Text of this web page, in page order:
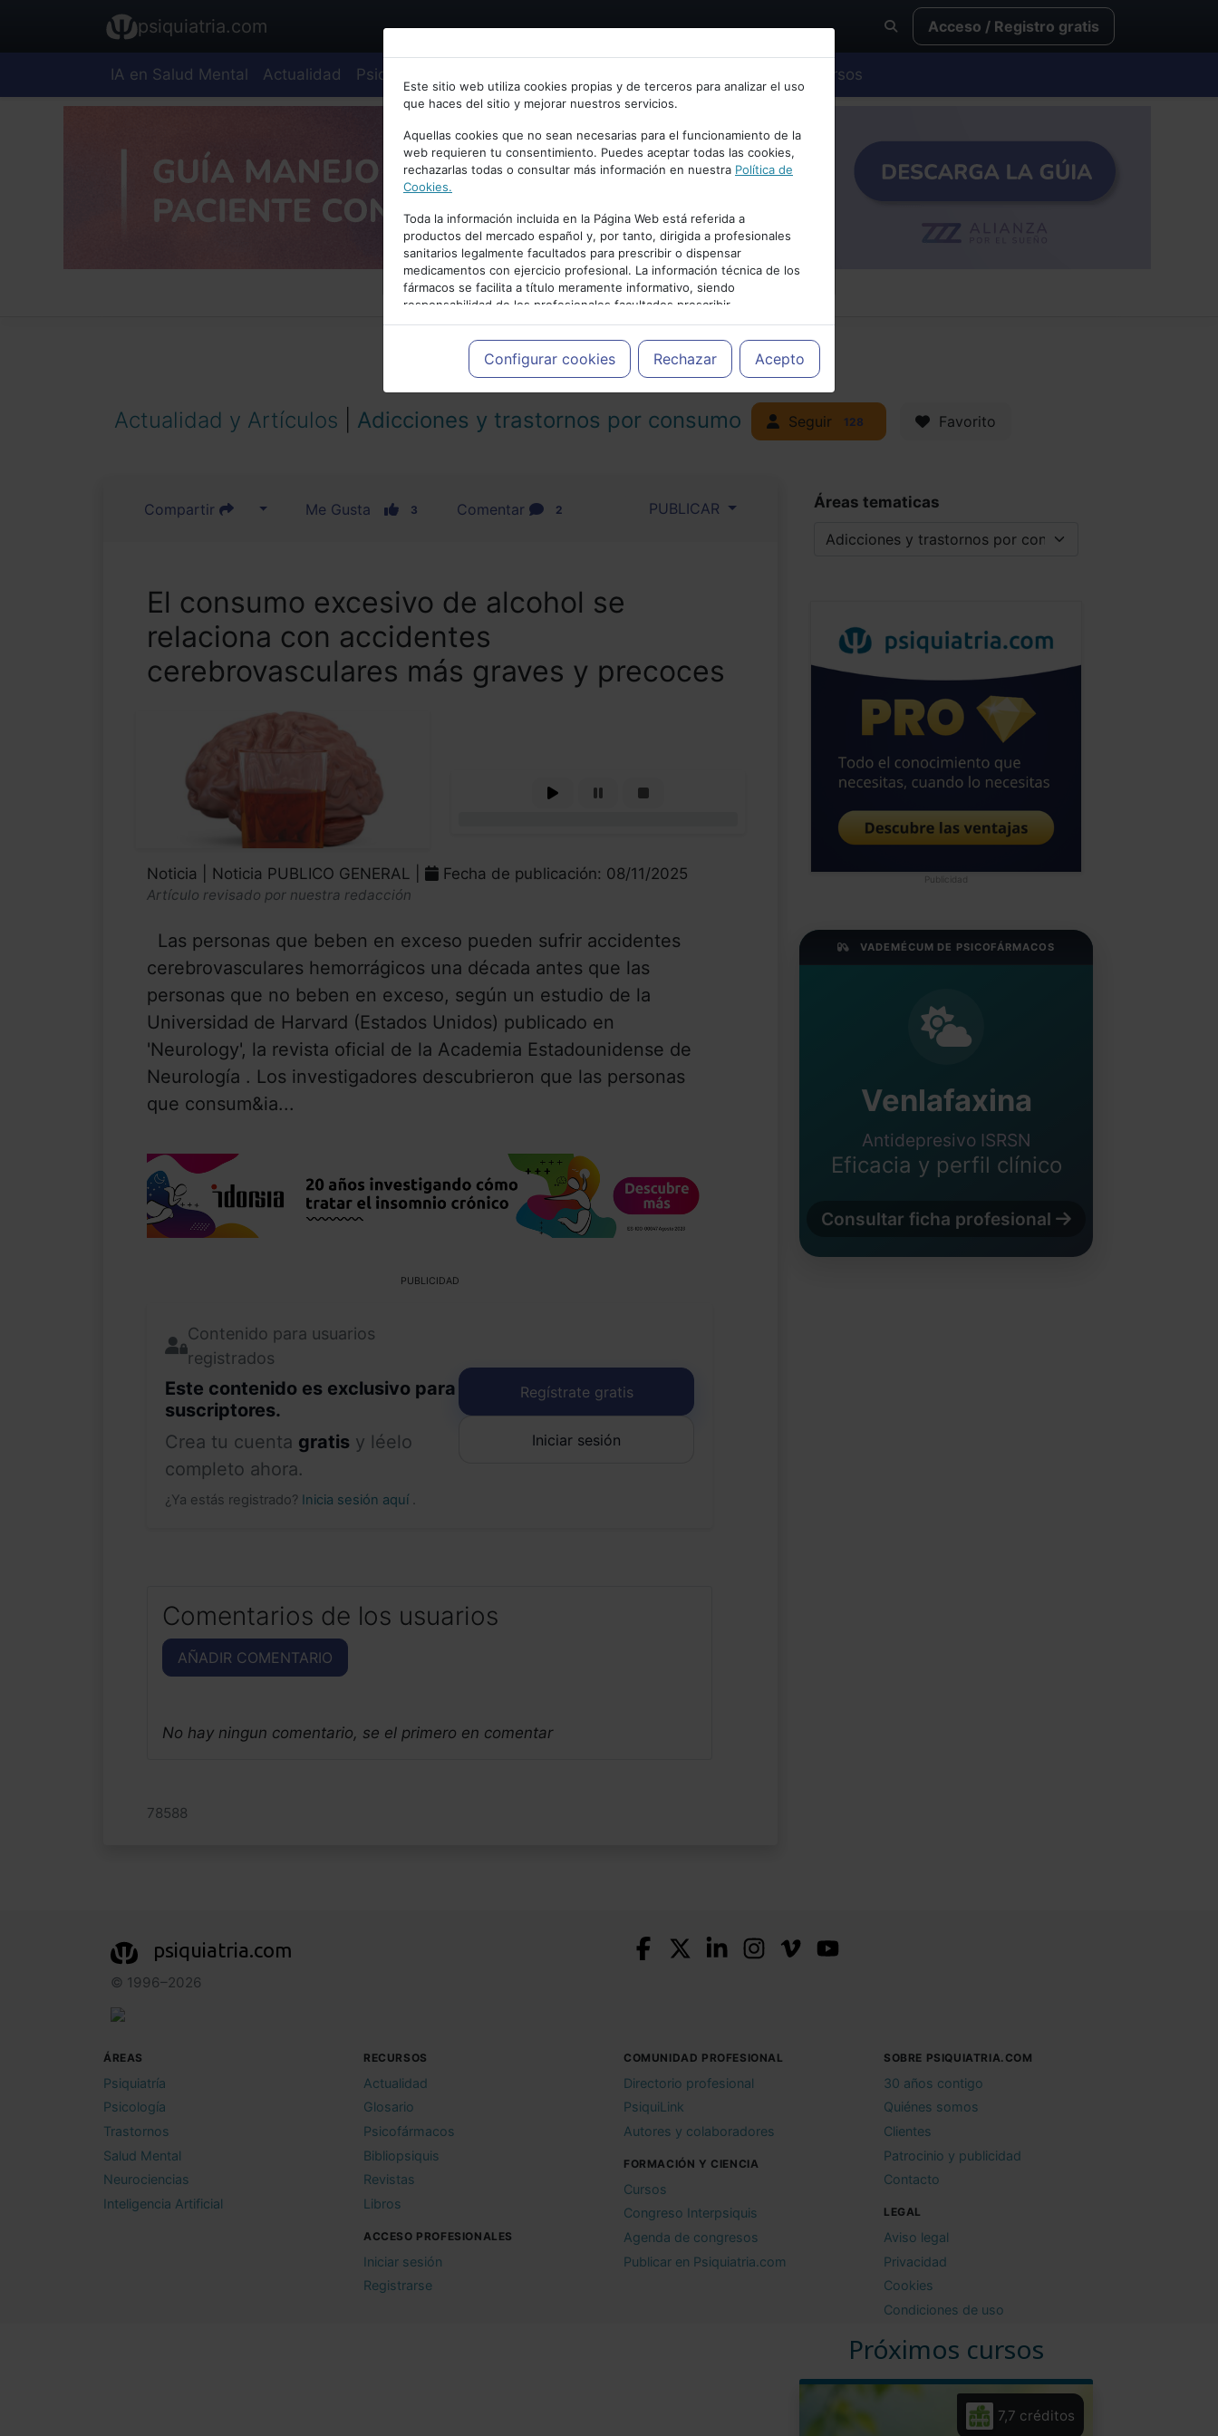
Bienvenid@ a psiquiatria.com
Escribe tu Email
Accede o regístrate con tu email.
Cancelar
psiquiatria.com Acceso / Registro gratis
IA en Salud Mental Actualidad Psiquiatría Cursos
Este sitio web utiliza cookies propias y de terceros para analizar el uso
que haces del sitio y mejorar nuestros servicios.
Aquellas cookies que no sean necesarias para el funcionamiento de la
web requieren tu consentimiento. Puedes aceptar todas las cookies,
rechazarlas todas o consultar más información en nuestra Política de
Cookies.
Toda la información incluida en la Página Web está referida a
productos del mercado español y, por tanto, dirigida a profesionales
sanitarios legalmente facultados para prescribir o dispensar
medicamentos con ejercicio profesional. La información técnica de los
fármacos se facilita a título meramente informativo, siendo
responsabilidad de los profesionales facultados prescribir
medicamentos y decidir, en cada caso concreto, el tratamiento más
adecuado a las necesidades del paciente.
Configurar cookies Rechazar Acepto
PUBLICIDAD
Actualidad y Artículos Adicciones y trastornos por consumo Seguir 128 Favorito
Compartir Me Gusta 3 Comentar 2 PUBLICAR
El consumo excesivo de alcohol se
relaciona con accidentes
cerebrovasculares más graves y precoces
Noticia | Noticia PUBLICO GENERAL | Fecha de publicación: 08/11/2025
Artículo revisado por nuestra redacción
Las personas que beben en exceso pueden sufrir accidentes
cerebrovasculares hemorrágicos una década antes que las
personas que no beben en exceso, según un estudio de la
Universidad de Harvard (Estados Unidos) publicado en
'Neurology', la revista oficial de la Academia Estadounidense de
Neurología . Los investigadores descubrieron que las personas
que consum&ia...
PUBLICIDAD
Contenido para usuarios
registrados
Este contenido es exclusivo para
suscriptores.
Crea tu cuenta gratis y léelo
completo ahora.
¿Ya estás registrado? Inicia sesión aquí .
Regístrate gratis
Iniciar sesión
Comentarios de los usuarios
AÑADIR COMENTARIO
No hay ningun comentario, se el primero en comentar
78588
Áreas tematicas
Publicidad
VADEMÉCUM DE PSICOFÁRMACOS
Venlafaxina
Antidepresivo ISRSN
Eficacia y perfil clínico
Consultar ficha profesional
Próximos cursos
7,7 créditos
psiquiatria.com
© 1996–2026
ÁREAS
Psiquiatría
Psicología
Trastornos
Salud Mental
Neurociencias
Inteligencia Artificial
RECURSOS
Actualidad
Glosario
Psicofármacos
Bibliopsiquis
Revistas
Libros
ACCESO PROFESIONALES
Iniciar sesión
Registrarse
COMUNIDAD PROFESIONAL
Directorio profesional
PsiquiLink
Autores y colaboradores
FORMACIÓN Y CIENCIA
Cursos
Congreso Interpsiquis
Agenda de congresos
Publicar en Psiquiatria.com
SOBRE PSIQUIATRIA.COM
30 años contigo
Quiénes somos
Clientes
Patrocinio y publicidad
Contacto
LEGAL
Aviso legal
Privacidad
Cookies
Condiciones de uso